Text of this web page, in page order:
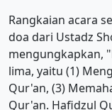
Rangkaian acara
doa dari Ustadz
mengungkapkan,
lima, yaitu (1)
Qur'an, (3)
Qur'an. Hafidzul